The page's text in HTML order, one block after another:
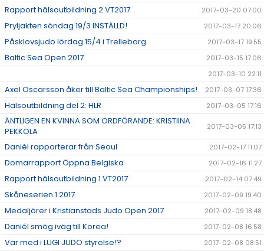
Rapport hälsoutbildning 2 VT2017 2017-03-20 07:00
Pryljakten söndag 19/3 INSTÄLLD! 2017-03-17 20:06
Påsklovsjudo lördag 15/4 i Trelleborg 2017-03-17 19:55
Baltic Sea Open 2017
2017-03-15 17:06
2017-03-10 22:11
Axel Oscarsson åker till Baltic Sea Championships! 2017-03-07 17:36
Hälsoutbildning del 2: HLR 2017-03-05 17:16
ÄNTLIGEN EN KVINNA SOM ORDFÖRANDE: KRISTIINA
PEKKOLA
2017-03-05 17:13
Daniél rapporterar från Seoul 2017-02-17 11:07
Domarrapport Öppna Belgiska 2017-02-16 11:27
Rapport hälsoutbildning 1 VT2017 2017-02-14 07:49
Skåneserien 1 2017 2017-02-09 19:40
Medaljörer i Kristianstads Judo Open 2017 2017-02-09 18:48
Daniél smög iväg till Korea! 2017-02-08 16:58
Var med i LUGI JUDO styrelse!? 2017-02-08 08:51